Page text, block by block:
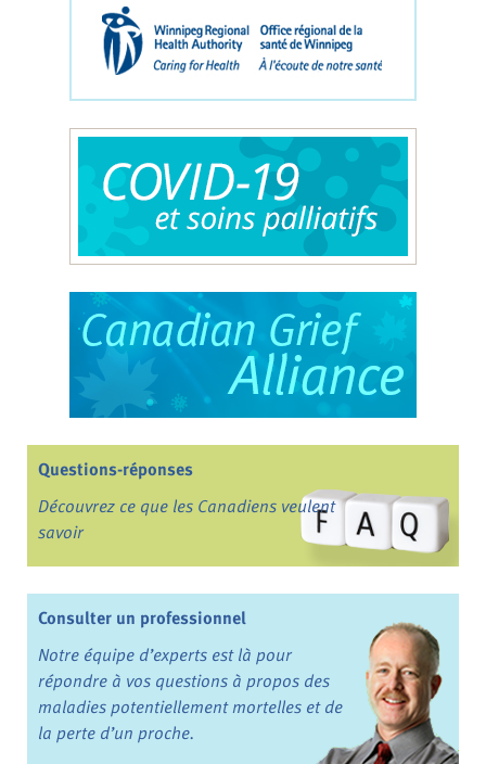
Questions-réponses
Découvrez ce que les Canadiens veulent
savoir
Consulter un professionnel
Notre équipe d’experts est là pour
répondre à vos questions à propos des
maladies potentiellement mortelles et de
la perte d’un proche.